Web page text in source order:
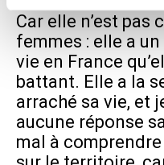
Car elle n’est pas
femmes : elle a
vie en France
battant. Elle a la
arraché sa vie, et
aucune réponse
mal à